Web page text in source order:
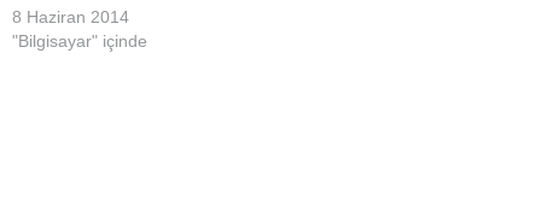
8 Haziran 2014
"Bilgisayar" içinde